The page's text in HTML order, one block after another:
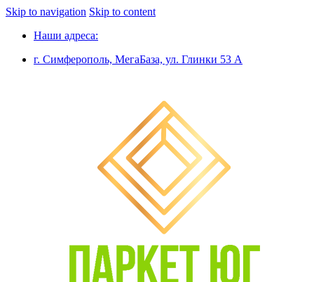
Skip to navigation Skip to content
Наши адреса:
г. Симферополь, МегаБаза, ул. Глинки 53 А